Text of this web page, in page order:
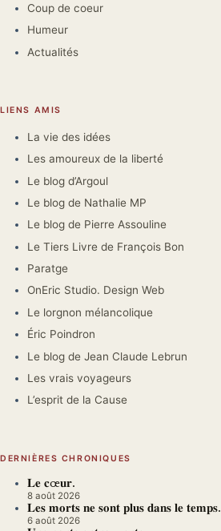
Coup de coeur
Humeur
Actualités
LIENS AMIS
La vie des idées
Les amoureux de la liberté
Le blog d’Argoul
Le blog de Nathalie MP
Le blog de Pierre Assouline
Le Tiers Livre de François Bon
Paratge
OnEric Studio. Design Web
Le lorgnon mélancolique
Éric Poindron
Le blog de Jean Claude Lebrun
Les vrais voyageurs
L’esprit de la Cause
DERNIÈRES CHRONIQUES
𝐋𝐞 𝐜œ𝐮𝐫.
8 août 2026
𝐋𝐞𝐬 𝐦𝐨𝐫𝐭𝐬 𝐧𝐞 𝐬𝐨𝐧𝐭 𝐩𝐥𝐮𝐬 𝐝𝐚𝐧𝐬 𝐥𝐞 𝐭𝐞𝐦𝐩𝐬.
6 août 2026